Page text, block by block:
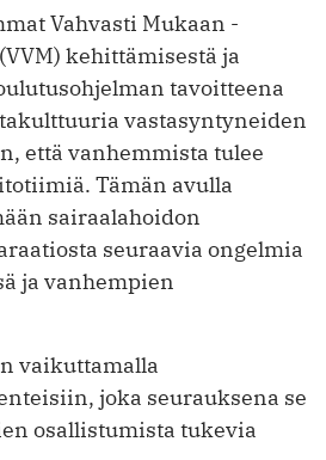
Vahvasti Mukaan -
kehittämisestä ja
tavoitteena
vastasyntyneiden
että vanhemmista tulee
Tämän avulla
sairaalahoidon
seuraavia ongelmia
ja vanhempien
vaikuttamalla
joka seurauksena se
osallistumista tukevia